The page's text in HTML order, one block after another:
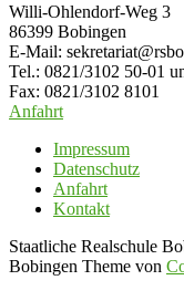
Willi-Ohlendorf-Weg 3
86399 Bobingen
E-Mail:
Tel.: 0821/3102 50-01
Fax: 0821/3102 8101
Anfahrt
Impressum
Datenschutz
Anfahrt
Kontakt
Staatliche Realschule
Bobingen Theme von